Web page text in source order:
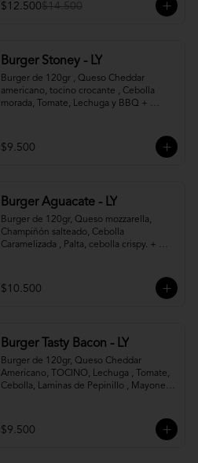
$12.500$14.500
Burger Stoney - LY
Burger de 120gr , Queso Cheddar
americano, tocino crocante , Cebolla
morada, Tomate, Lechuga y BBQ +
$9.500
Burger Aguacate - LY
Burger de 120gr, Queso mozzarella,
Champiñón salteado, Cebolla
Caramelizada , Palta, cebolla crispy. +
$10.500
Burger Tasty Bacon - LY
Burger de 120gr, Queso Cheddar
Americano, TOCINO, Lechuga , Tomate,
Cebolla, Laminas de Pepinillo , Mayonesa
$9.500